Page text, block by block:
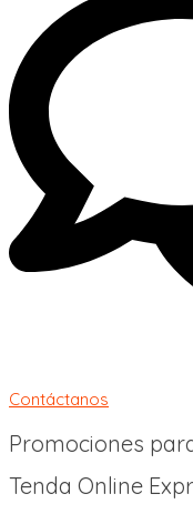
Contáctanos
Promociones
Tenda Online